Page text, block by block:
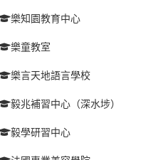
樂知園教育中心
樂童教室
樂言天地語言學校
毅兆補習中心（深水埗）
毅學研習中心